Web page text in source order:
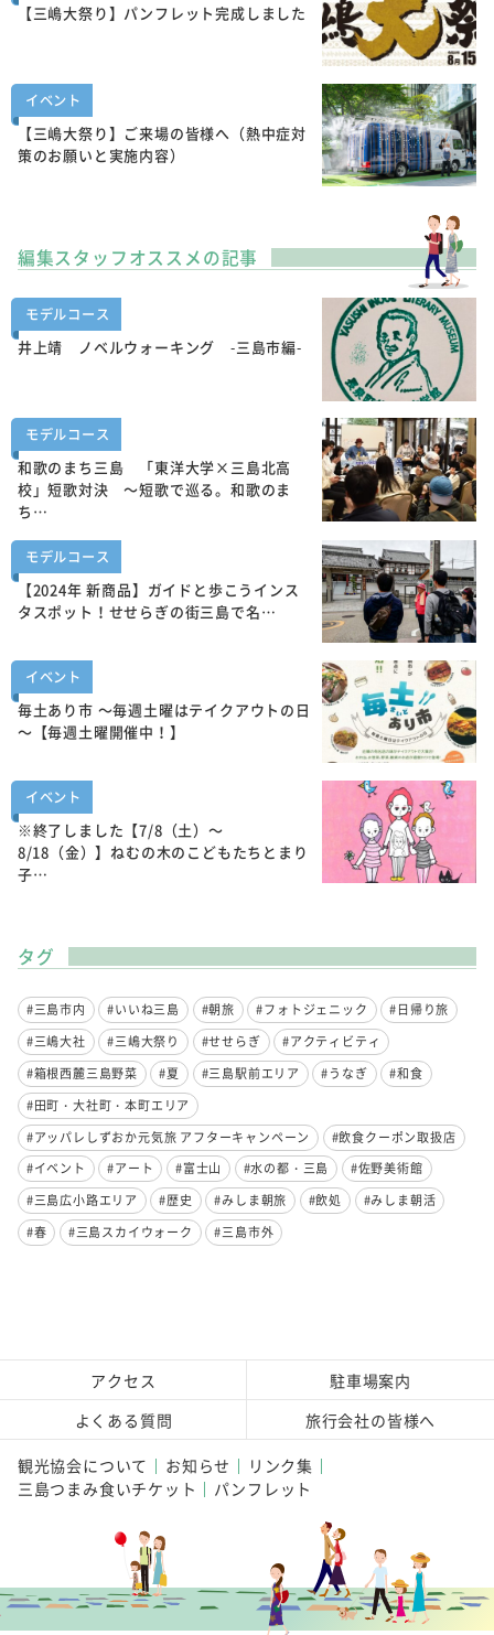
【三嶋大祭り】パンフレット完成しました
イベント
【三嶋大祭り】ご来場の皆様へ（熱中症対
策のお願いと実施内容）
編集スタッフオススメの記事
モデルコース
井上靖 ノベルウォーキング -三島市編-
モデルコース
和歌のまち三島 「東洋大学×三島北高
校」短歌対決 ～短歌で巡る。和歌のま
ち…
モデルコース
【2024年 新商品】ガイドと歩こうインス
タスポット！せせらぎの街三島で名…
イベント
毎土あり市 ～毎週土曜はテイクアウトの日
～【毎週土曜開催中！】
イベント
※終了しました【7/8（土）～
8/18（金）】ねむの木のこどもたちとまり
子…
タグ
#三島市内 #いいね三島 #朝旅 #フォトジェニック
#日帰り旅
#三嶋大社
#三嶋大祭り #せせらぎ
#アクティビティ
#箱根西麓三島野菜
#夏 #三島駅前エリア #うなぎ
#和食
#田町・大社町・本町エリア
#アッパレしずおか元気旅 アフターキャンペーン
#飲食クーポン取扱店
#イベント
#アート #富士山 #水の都・三島
#佐野美術館
#三島広小路エリア
#歴史 #みしま朝旅 #飲処
#みしま朝活
#春
#三島スカイウォーク #三島市外
アクセス
駐車場案内
よくある質問
旅行会社の皆様へ
観光協会について お知らせ
リンク集
三島つまみ食いチケット
パンフレット